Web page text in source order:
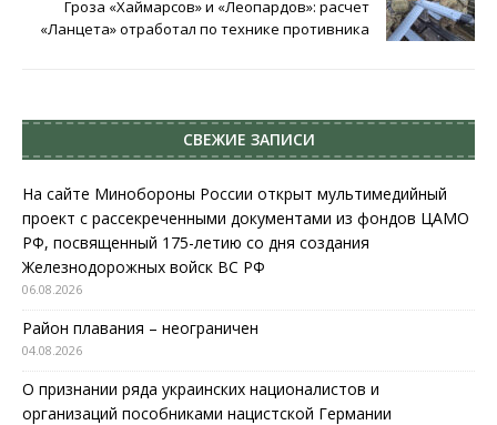
Гроза «Хаймарсов» и «Леопардов»: расчет
«Ланцета» отработал по технике противника
СВЕЖИЕ ЗАПИСИ
На сайте Минобороны России открыт мультимедийный
проект с рассекреченными документами из фондов ЦАМО
РФ, посвященный 175-летию со дня создания
Железнодорожных войск ВС РФ
06.08.2026
Район плавания – неограничен
04.08.2026
О признании ряда украинских националистов и
организаций пособниками нацистской Германии